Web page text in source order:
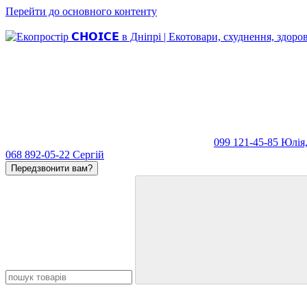
Перейти до основного контенту
099 121-45-85 Юлія,
068 892-05-22 Сергій
Передзвонити вам?